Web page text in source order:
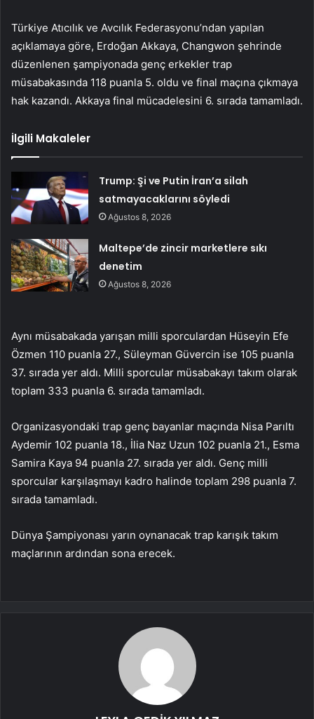
Türkiye Atıcılık ve Avcılık Federasyonu’ndan yapılan
açıklamaya göre, Erdoğan Akkaya, Changwon şehrinde
düzenlenen şampiyonada genç erkekler trap
müsabakasında 118 puanla 5. oldu ve final maçına çıkmaya
hak kazandı. Akkaya final mücadelesini 6. sırada tamamladı.
İlgili Makaleler
Trump: Şi ve Putin İran’a silah
satmayacaklarını söyledi
Ağustos 8, 2026
Maltepe’de zincir marketlere sıkı
denetim
Ağustos 8, 2026
Aynı müsabakada yarışan milli sporculardan Hüseyin Efe
Özmen 110 puanla 27., Süleyman Güvercin ise 105 puanla
37. sırada yer aldı. Milli sporcular müsabakayı takım olarak
toplam 333 puanla 6. sırada tamamladı.
Organizasyondaki trap genç bayanlar maçında Nisa Parıltı
Aydemir 102 puanla 18., İlia Naz Uzun 102 puanla 21., Esma
Samira Kaya 94 puanla 27. sırada yer aldı. Genç milli
sporcular karşılaşmayı kadro halinde toplam 298 puanla 7.
sırada tamamladı.
Dünya Şampiyonası yarın oynanacak trap karışık takım
maçlarının ardından sona erecek.